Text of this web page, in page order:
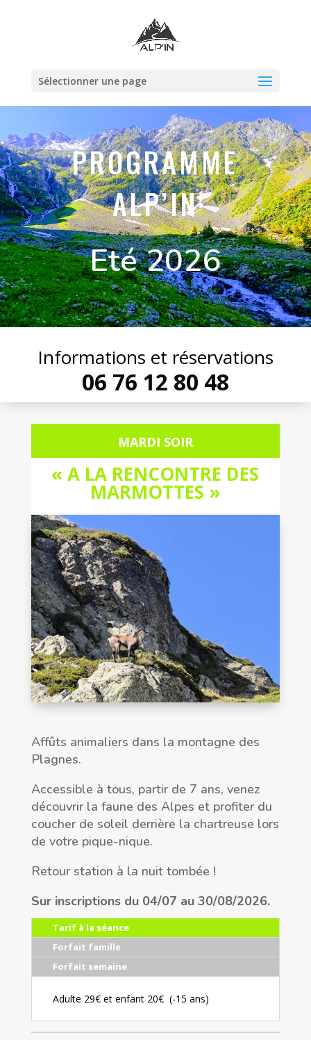
Sélectionner une page
PROGRAMME
ALP’IN
Eté 2026
Informations et réservations
06 76 12 80 48
MARDI SOIR
« A LA RENCONTRE DES
MARMOTTES »
Affûts animaliers dans la montagne des
Plagnes.
Accessible à tous, partir de 7 ans, venez
découvrir la faune des Alpes et profiter du
coucher de soleil derrière la chartreuse lors
de votre pique-nique.
Retour station à la nuit tombée !
Sur inscriptions du 04/07 au 30/08/2026.
Tarif à la séance
Forfait famille
Forfait semaine
Adulte 29€ et enfant 20€ (-15 ans)